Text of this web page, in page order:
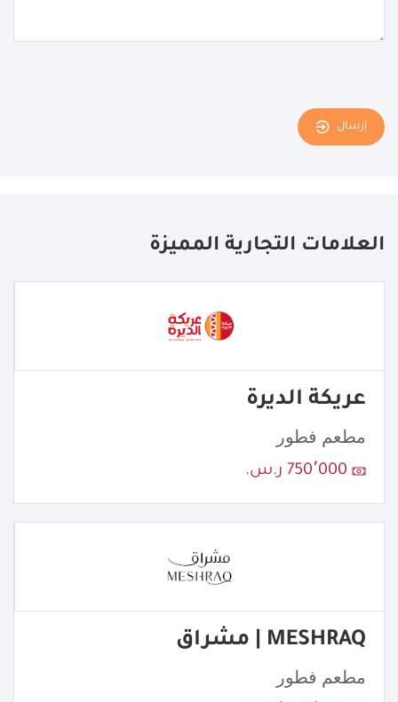
إرسال
العلامات التجارية المميزة
عريكة الديرة
مطعم فطور
750٬000 ر.س.
MESHRAQ | مشراق
مطعم فطور